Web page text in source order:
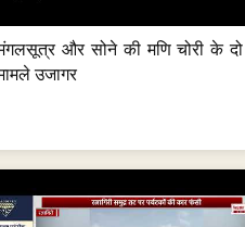
और सोने की मणि चोरी के दो
उजागर